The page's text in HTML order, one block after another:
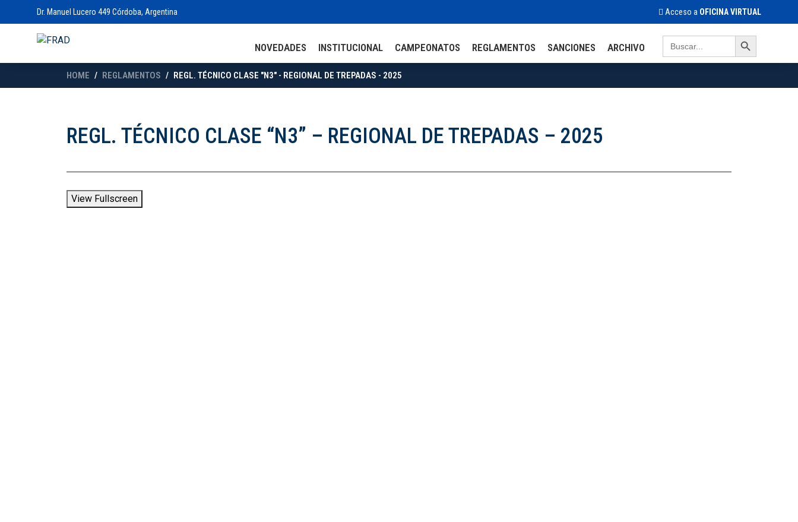
Dr. Manuel Lucero 449 Córdoba, Argentina Acceso a OFICINA VIRTUAL
NOVEDADES INSTITUCIONAL CAMPEONATOS REGLAMENTOS SANCIONES ARCHIVO
Search
for:
Search Button
HOME REGLAMENTOS REGL. TÉCNICO CLASE "N3" - REGIONAL DE TREPADAS - 2025
REGL. TÉCNICO CLASE “N3” – REGIONAL DE TREPADAS – 2025
View Fullscreen